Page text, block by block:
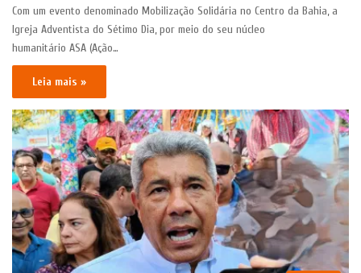
Com um evento denominado Mobilização Solidária no Centro da Bahia, a
Igreja Adventista do Sétimo Dia, por meio do seu núcleo
humanitário ASA (Ação…
Leia mais »